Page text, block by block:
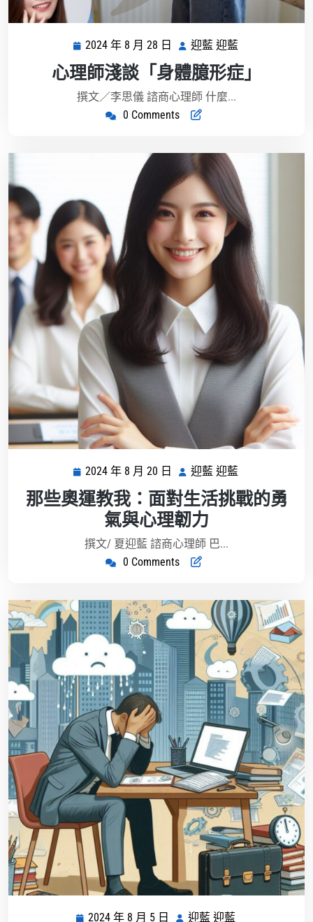
2024 年 8 月 28 日
2024
年
8
月
28
迎藍 迎藍
藍
迎
心理師淺談「身體臆形症」
撰文／李思儀 諮商心理師 什麼...
0 Comments
2024 年 8 月 20 日
2024
年
8
月
20
日
迎藍 迎藍
藍
迎
那些奧運教我：面對生活挑戰的勇
氣與心理韌力
撰文/ 夏迎藍 諮商心理師 巴...
0 Comments
2024 年 8 月 5 日 2024迎藍 迎藍